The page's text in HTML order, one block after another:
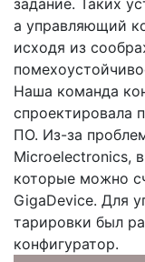
задание. Таких
а управляющий
исходя из
Наша команда
спроектировала
ПО. Из-за
Microelectronics,
которые можно
GigaDevice. Для
тарировки был
конфигуратор.